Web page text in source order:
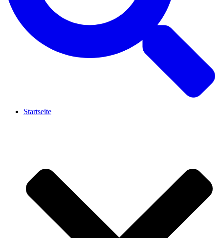
Startseite